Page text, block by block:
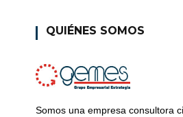
QUIÉNES SOMOS
Somos una empresa consultora